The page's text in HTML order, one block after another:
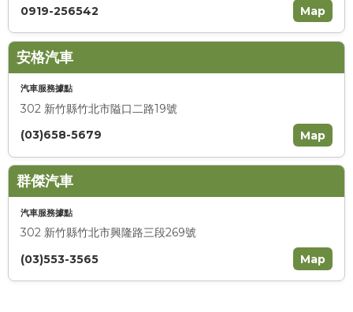
0919-256542
Map
安格汽車
汽車服務據點
302 新竹縣竹北市隘口二路19號
(03)658-5679
Map
群傑汽車
汽車服務據點
302 新竹縣竹北市興隆路三段269號
(03)553-3565
Map